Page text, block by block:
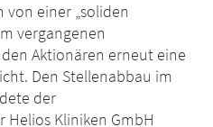
von einer „soliden
vergangenen
Aktionären erneut eine
Den Stellenabbau im
der
Helios Kliniken GmbH